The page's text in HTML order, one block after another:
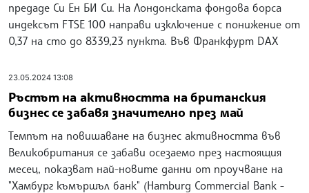
предаде Си Ен БИ Си. На Лондонската фондова борса
индексът FTSE 100 направи изключение с понижение от
0,37 на сто до 8339,23 пункта. Във Франкфурт DAX
23.05.2024 13:08
Ръстът на активността на британския
бизнес се забавя значително през май
Темпът на повишаване на бизнес активността във
Великобритания се забави осезаемо през настоящия
месец, показват най-новите данни от проучване на
"Хамбург къмършъл банк" (Hamburg Commercial Bank -